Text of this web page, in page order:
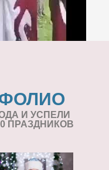
И УСПЕЛИ
ПРАЗДНИКОВ